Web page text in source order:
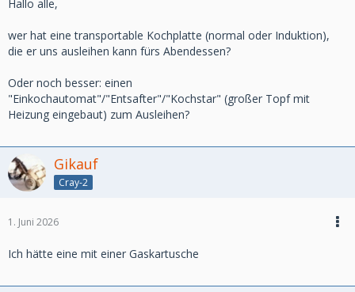
Hallo alle,
wer hat eine transportable Kochplatte (normal oder Induktion),
die er uns ausleihen kann fürs Abendessen?
Oder noch besser: einen
"Einkochautomat"/"Entsafter"/"Kochstar" (großer Topf mit
Heizung eingebaut) zum Ausleihen?
Gikauf
Cray-2
1. Juni 2026
Ich hätte eine mit einer Gaskartusche